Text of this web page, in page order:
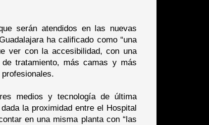
serán atendidos en las nuevas
ha calificado como “una
ver con la accesibilidad, con una
tratamiento, más camas y más
medios y tecnología de última
la proximidad entre el Hospital
en una misma planta con “las